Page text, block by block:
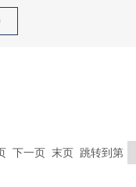
下一页 末页 跳转到第